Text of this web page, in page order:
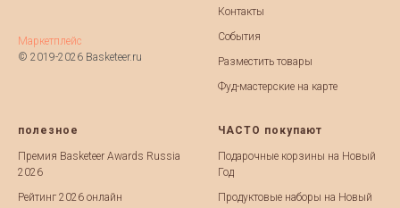
Маркетплейс
© 2019-2026 Basketeer.ru
Контакты
События
Разместить товары
Фуд-мастерские на карте
полезное
Премия Basketeer Awards Russia
2026
Рейтинг 2026 онлайн
ЧАСТО покупают
Подарочные корзины на Новый
Год
Продуктовые наборы на Новый